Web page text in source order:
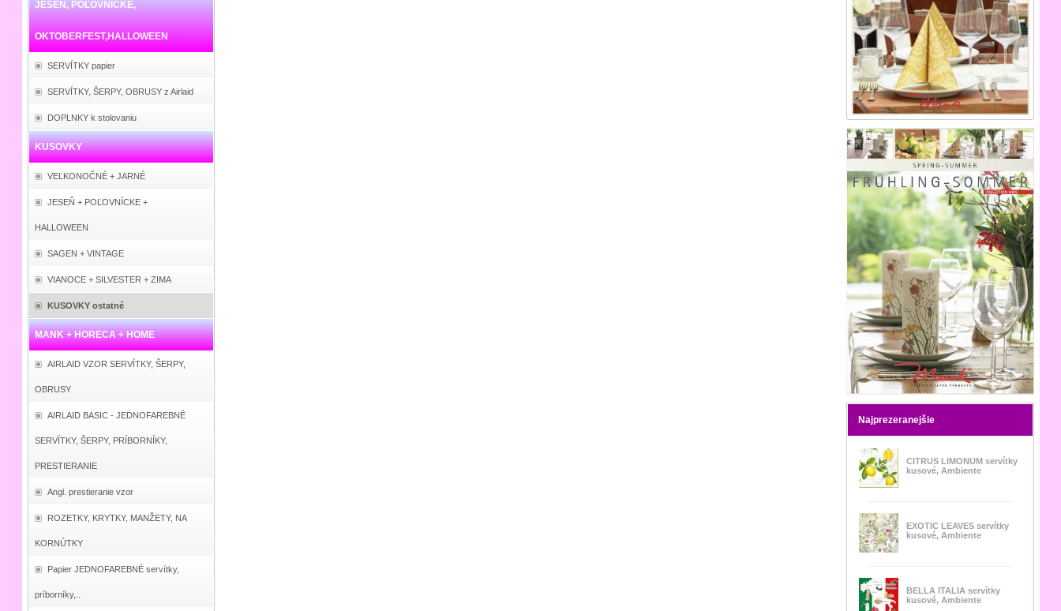
JESEŇ, POĽOVNÍCKE,
OKTOBERFEST,HALLOWEEN
SERVÍTKY papier
SERVÍTKY, ŠERPY, OBRUSY z Airlaid
DOPLNKY k stolovaniu
KUSOVKY
VEĽKONOČNÉ + JARNÉ
JESEŇ + POĽOVNÍCKE +
HALLOWEEN
SAGEN + VINTAGE
VIANOCE + SILVESTER + ZIMA
KUSOVKY ostatné
MANK + HORECA + HOME
AIRLAID VZOR SERVÍTKY, ŠERPY,
OBRUSY
AIRLAID BASIC - JEDNOFAREBNÉ
SERVÍTKY, ŠERPY, PRÍBORNÍKY,
PRESTIERANIE
Angl. prestieranie vzor
ROZETKY, KRYTKY, MANŽETY, NA
KORNÚTKY
Papier JEDNOFAREBNÉ servítky,
príborníky,..
Najprezeranejšie
CITRUS LIMONUM servítky
kusové, Ambiente
EXOTIC LEAVES servítky
kusové, Ambiente
BELLA ITALIA servítky
kusové, Ambiente